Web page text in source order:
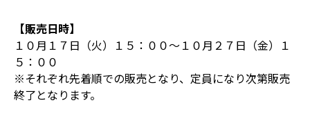
【販売日時】
１０月１７日（火）１５：００～１０月２７日（金）１
５：００
※それぞれ先着順での販売となり、定員になり次第販売
終了となります。